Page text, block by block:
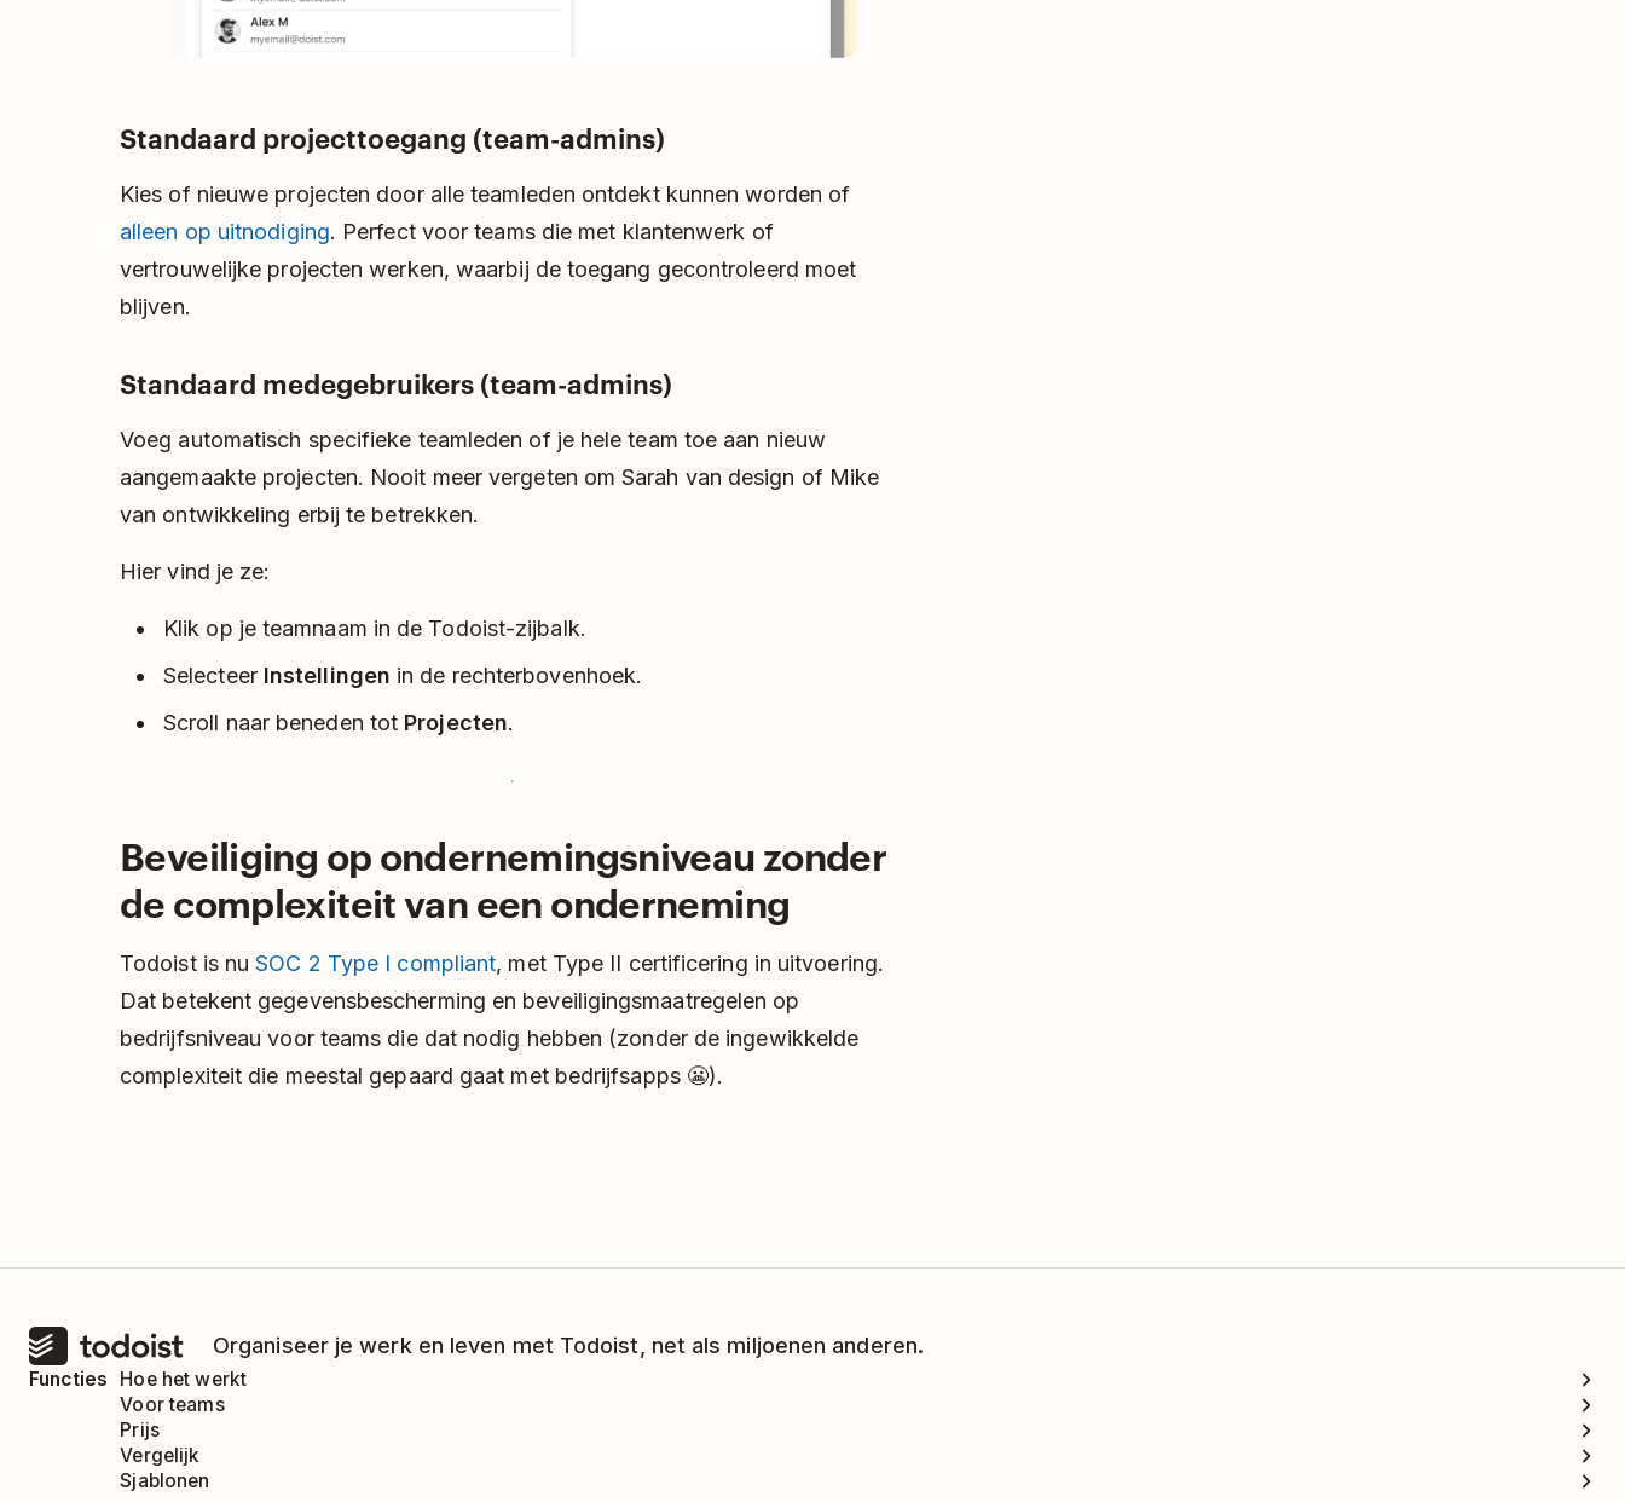
Standaard projecttoegang (team-admins)
Kies of nieuwe projecten door alle teamleden ontdekt kunnen worden of
alleen op uitnodiging. Perfect voor teams die met klantenwerk of
vertrouwelijke projecten werken, waarbij de toegang gecontroleerd moet
blijven.
Standaard medegebruikers (team-admins)
Voeg automatisch specifieke teamleden of je hele team toe aan nieuw
aangemaakte projecten. Nooit meer vergeten om Sarah van design of Mike
van ontwikkeling erbij te betrekken.
Hier vind je ze:
Klik op je teamnaam in de Todoist-zijbalk.
Selecteer Instellingen in de rechterbovenhoek.
Scroll naar beneden tot Projecten.
Beveiliging op ondernemingsniveau zonder
de complexiteit van een onderneming
Todoist is nuSOC 2 Type I compliant, met Type II certificering in uitvoering.
Dat betekent gegevensbescherming en beveiligingsmaatregelen op
bedrijfsniveau voor teams die dat nodig hebben (zonder de ingewikkelde
complexiteit die meestal gepaard gaat met bedrijfsapps 😬).
Organiseer je werk en leven met Todoist, net als miljoenen anderen.
Functies
Hoe het werkt
Voor teams
Prijs
Vergelijk
Sjablonen